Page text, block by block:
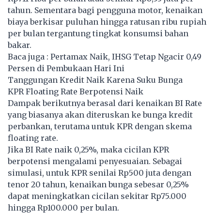
tahun. Sementara bagi pengguna motor, kenaikan
biaya berkisar puluhan hingga ratusan ribu rupiah
per bulan tergantung tingkat konsumsi bahan
bakar.
Baca juga : Pertamax Naik, IHSG Tetap Ngacir 0,49
Persen di Pembukaan Hari Ini
Tanggungan Kredit Naik Karena Suku Bunga
KPR Floating Rate Berpotensi Naik
Dampak berikutnya berasal dari kenaikan BI Rate
yang biasanya akan diteruskan ke bunga kredit
perbankan, terutama untuk KPR dengan skema
floating rate.
Jika BI Rate naik 0,25%, maka cicilan KPR
berpotensi mengalami penyesuaian. Sebagai
simulasi, untuk KPR senilai Rp500 juta dengan
tenor 20 tahun, kenaikan bunga sebesar 0,25%
dapat meningkatkan cicilan sekitar Rp75.000
hingga Rp100.000 per bulan.